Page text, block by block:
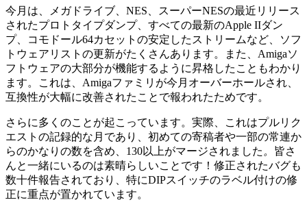
今月は、メガドライブ、NES、スーパーNESの最近リリース
されたプロトタイプダンプ、すべての最新のApple IIダン
プ、コモドール64カセットの安定したストリームなど、ソフ
トウェアリストの更新がたくさんあります。また、Amigaソ
フトウェアの大部分が機能するように昇格したこともわかり
ます。これは、Amigaファミリが今月オーバーホールされ、
互換性が大幅に改善されたことで報われたためです。
さらに多くのことが起こっています。実際、これはプルリク
エストの記録的な月であり、初めての寄稿者や一部の常連か
らのかなりの数を含め、130以上がマージされました 。 皆さ
んと一緒にいるのは素晴らしいことです！修正されたバグも
数十件報告されており、特にDIPスイッチのラベル​​付けの修
正に重点が置かれています。